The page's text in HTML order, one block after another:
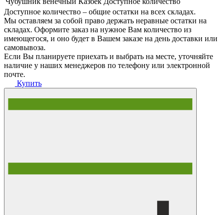
Доступное количество – общие остатки на всех складах.
Мы оставляем за собой право держать неравные остатки на
складах. Оформите заказ на нужное Вам количество из
имеющегося, и оно будет в Вашем заказе на день доставки или
самовывоза.
Если Вы планируете приехать и выбрать на месте, уточняйте
наличие у наших менеджеров по телефону или электронной
почте.
Купить